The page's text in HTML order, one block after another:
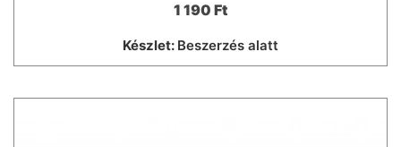
1 190 Ft
Készlet: Beszerzés alatt